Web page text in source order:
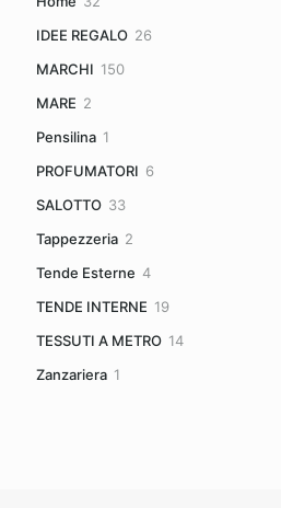
IDEE REGALO 26
MARCHI 150150
MARE 2
Pensilina 1
PROFUMATORI 6
SALOTTO 3333
Tappezzeria 2
Tende Esterne 44
TENDE INTERNE 1919
TESSUTI A METRO 1414
Zanzariera 1